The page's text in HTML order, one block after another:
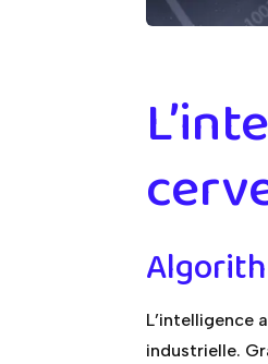
L’intelligence
industrielle.